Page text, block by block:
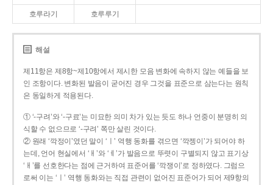
호루라기 호루루기
해설
제11항은 제8항~제10항에서 제시한 모음 변화에 속하지 않는 예들을 보
인 조항이다. 변화된 발음이 굳어진 경우 그것을 표준으로 삼는다는 원칙
은 동일하게 적용된다.
① ‘-구려’와 ‘-구료’는 미묘한 의미 차가 있는 듯도 하나 언중이 분명히 의
식할 수 없으므로 ‘-구려’ 쪽만 살린 것이다.
② 원래 ‘깍정이’였던 말이 ‘ㅣ’ 역행 동화를 겪으면 ‘깍젱이’가 되어야 하
는데, 언어 현실에서 ‘ㅐ’와 ‘ㅔ’가 발음으로 뚜렷이 구별되지 않고 표기상
‘ㅐ’를 선호한다는 점에 근거하여 표준어를 ‘깍쟁이’로 정하였다. 그럼으
로써 이는 ‘ㅣ’ 역행 동화와는 직접 관련이 없어진 표준어가 되어 제9항의